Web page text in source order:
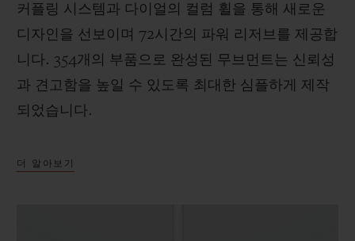
커플링 시스템과 다이얼의 컬럼 휠을 통해 새로운
디자인을 선보이며 72시간의 파워 리저브를 제공합
니다. 354개의 부품으로 완성된 무브먼트는 신뢰성
과 견고함을 높일 수 있도록 최대한 심플하게 제작
되었습니다.
더 알아보기